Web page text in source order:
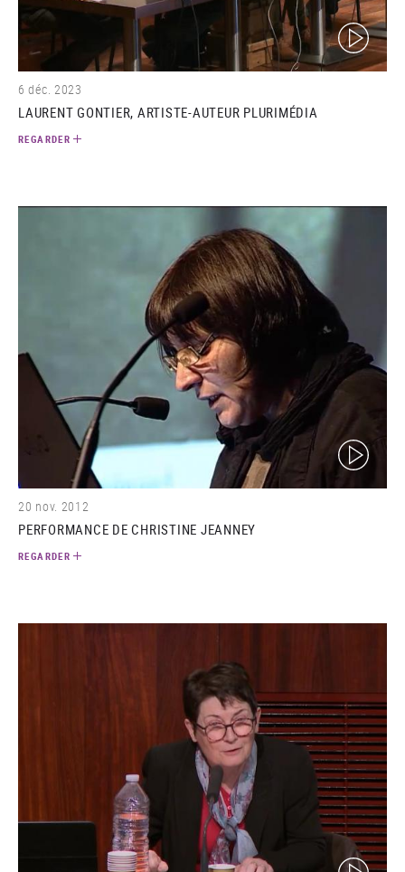
(video)
6 déc. 2023
LAURENT GONTIER, ARTISTE-AUTEUR PLURIMÉDIA
REGARDER
(video)
20 nov. 2012
PERFORMANCE DE CHRISTINE JEANNEY
REGARDER
(video)